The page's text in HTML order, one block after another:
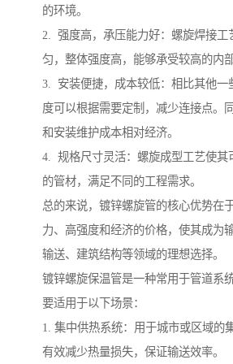
的环境。
2. 强度高，承压能力好：螺旋焊接工
匀，整体强度高，能够承受较高的内
3. 安装便捷，成本较低：相比其他一
度可以根据需要定制，减少连接点。
和安装维护成本相对经济。
4. 规格尺寸灵活：螺旋成型工艺使其
的管材，满足不同的工程需求。
总的来说，镀锌螺旋管的核心优势在
力、高强度和经济的价格，使其成为
输送、建筑结构等领域的理想选择。
镀锌螺旋保温管是一种常用于管道系
要适用于以下场景：
1. 集中供热系统：用于城市或区域的
有效减少热量损失，保证输送效率。